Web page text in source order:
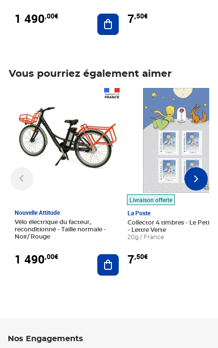
1 490,00€ Ajouter au panier
7,50€
Vous pourriez également aimer
Nouvelle Attitude
Vélo électrique du facteur,
reconditionné - Taille normale -
Noir/ Rouge
1 490,00€ Ajouter au panier
Livraison offerte
La Poste
Collector 4 timbres - Le Petit
- Lettre Verte
20g / France
7,50€
Prix 7,50€
Nos Engagements